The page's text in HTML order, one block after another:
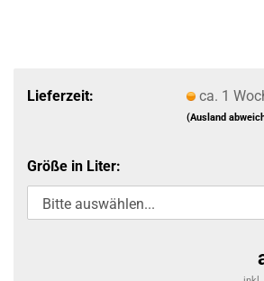
Lieferzeit: ca. 1
(Ausland
Größe in Liter: